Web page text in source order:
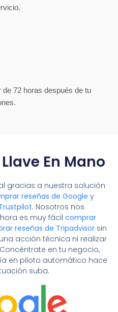
72 horas después de tu
En Mano
gracias a nuestra solución
reseñas de Google y
. Nosotros nos
es muy fácil comprar
reseñas de Tripadvisorsin
acción técnica ni realizar
en tu negocio,
en piloto automático hace
suba.